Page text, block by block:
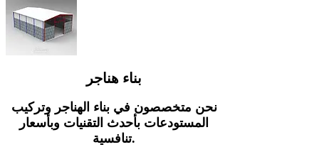
بناء هناجر
نحن متخصصون في بناء الهناجر وتركيب
المستودعات بأحدث التقنيات وبأسعار
تنافسية.